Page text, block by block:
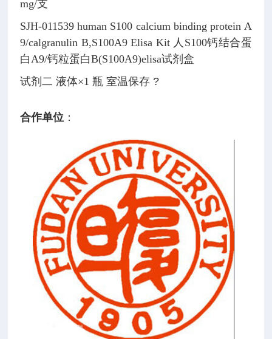
mg/支
SJH-011539 human S100 calcium binding protein A
9/calgranulin B,S100A9 Elisa Kit 人S100钙结合蛋
白A9/钙粒蛋白B(S100A9)elisa试剂盒
试剂二 液体×1 瓶 室温保存 ?
合作单位 ：